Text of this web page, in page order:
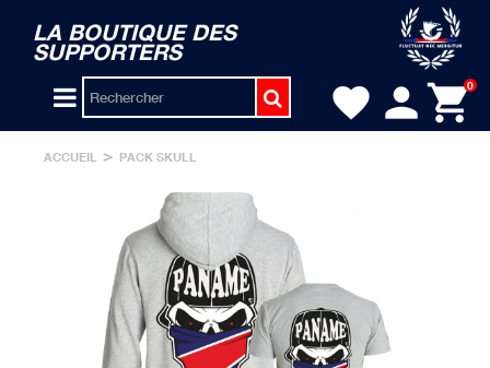
LA BOUTIQUE DES
SUPPORTERS
shopping_cart
0
person
favorite
ACCUEIL > PACK SKULL